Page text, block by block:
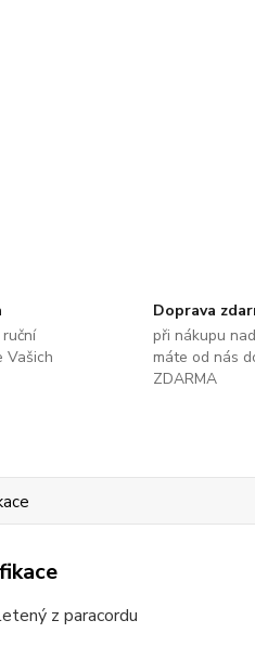
Vašich
Doprava
při nákupu
máte od nás
ZDARMA
z paracordu